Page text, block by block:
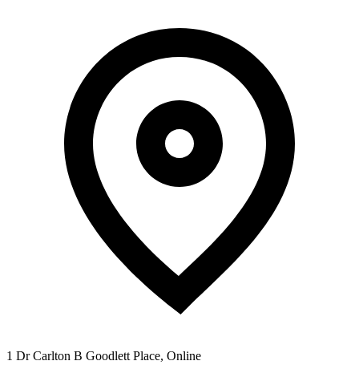
1 Dr Carlton B Goodlett Place, Online